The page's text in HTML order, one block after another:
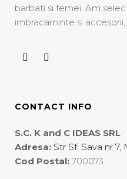
barbati si femei. Am
imbracaminte si
CONTACT INFO
S.C. K and C IDEAS SRL
Adresa: Str Sf. Sava nr 7,
Cod Postal: 700073